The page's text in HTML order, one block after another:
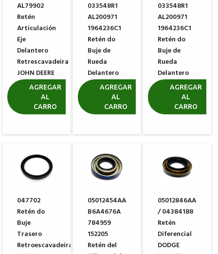
AL79902
Retén
Articulación
Eje
Delantero
Retrescavadeira
JOHN DEERE
310K 310L
R$ 95,63
AGREGAR
AL
CARRO
033548R1
AL200971
1964236C1
Retén do
Buje de
Rueda
Delantero
ZF
0734309422
R$ 229,81
AGREGAR
AL
CARRO
033548R1
AL200971
1964236C1
Retén do
Buje de
Rueda
Delantero
ZF
0734309422
R$ 229,81
AGREGAR
AL
CARRO
047702
Retén do
Buje
Trasero
Retroescavadeira
05012454AA
B6A4676A
784959
152205
Retén del
05012846AA
/ 04384188
Retén
Diferencial
DODGE